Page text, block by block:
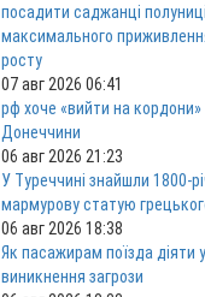
посадити саджанці
максимального
росту
07 авг 2026 06:41
рф хоче «вийти на кордони»
Донеччини
06 авг 2026 21:23
У Туреччині знайшли 1800-
мармурову статую
06 авг 2026 18:38
Як пасажирам поїзда діяти у
виникнення загрози